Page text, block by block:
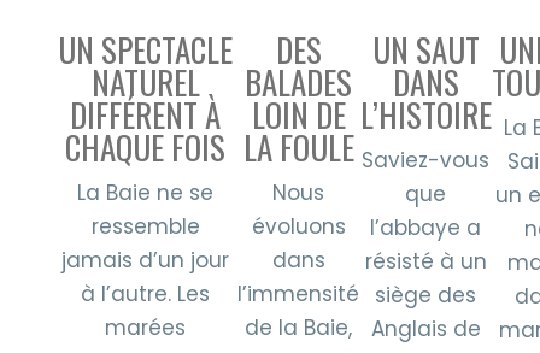
UN SPECTACLE
NATUREL
DIFFÉRENT À
CHAQUE FOIS
La Baie ne se
ressemble
jamais d’un jour
à l’autre. Les
marées
DES
BALADES
LOIN DE
LA FOULE
Nous
évoluons
dans
l’immensité
de la Baie,
UN SAUT
DANS
L’HISTOIRE
Saviez-vous
que
l’abbaye a
résisté à un
siège des
Anglais de
La
un